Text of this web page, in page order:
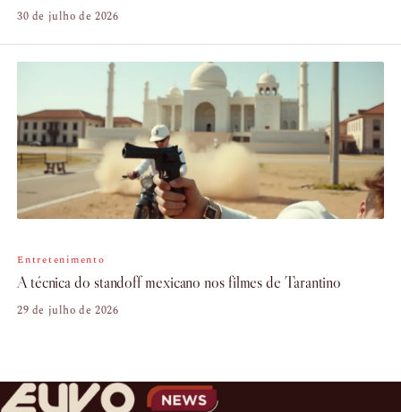
30 de julho de 2026
Entretenimento
A técnica do standoff mexicano nos filmes de Tarantino
29 de julho de 2026